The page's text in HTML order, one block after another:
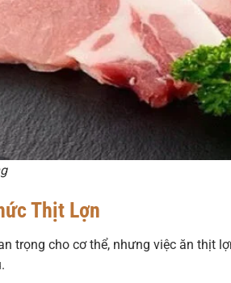
Thịt Lợn
trọng cho cơ thể, nhưng việc ăn thịt